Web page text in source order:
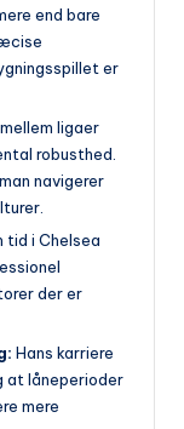
end bare
er
ligaer
robusthed.
navigerer
tid i Chelsea
der er
Hans karriere
at låneperioder
mere